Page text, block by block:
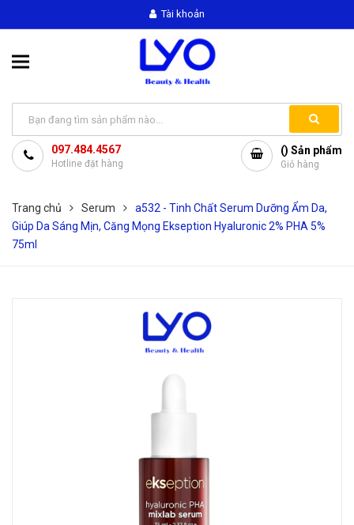
Tài khoản
097.484.4567
Hotline đặt hàng
() Sản phẩm
Giỏ hàng
Trang chủ Serum
a532 - Tinh Chất Serum Dưỡng Ẩm Da,
Giúp Da Sáng Mịn, Căng Mọng Ekseption Hyaluronic 2% PHA 5%
75ml